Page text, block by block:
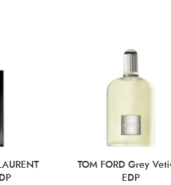
TOM FORD Grey
EDP